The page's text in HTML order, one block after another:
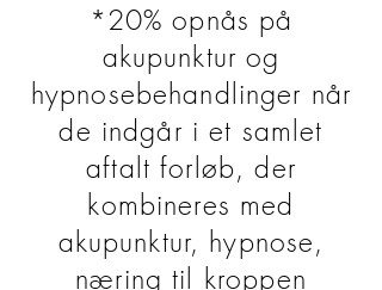
*20% opnås på
akupunktur og
hypnosebehandlinger når
de indgår i et samlet
aftalt forløb, der
kombineres med
akupunktur, hypnose,
næring til kroppen